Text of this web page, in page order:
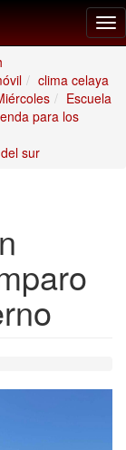
clima celaya
Escuela
para los
sur